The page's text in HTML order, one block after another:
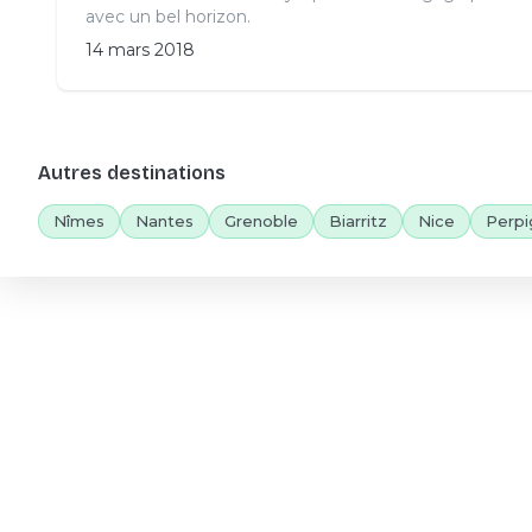
avec un bel horizon.
14 mars 2018
Autres destinations
Nîmes Nantes Grenoble Biarritz Nice